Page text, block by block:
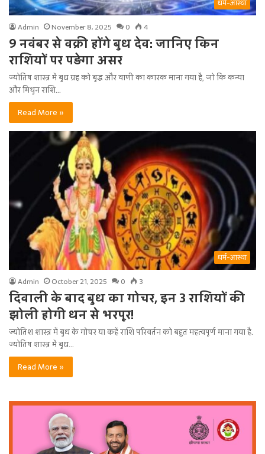
धर्म-आस्था
Admin November 8, 2025 0 4
9 नवंबर से वक्री होंगे बुध देव: जानिए किन
राशियों पर पड़ेगा असर
ज्योतिष शास्त्र में बुध ग्रह को बुद्ध और वाणी का कारक माना गया है, जो कि कन्या
और मिथुन राशि…
Read More »
धर्म-आस्था
Admin October 21, 2025 0 3
दिवाली के बाद बुध का गोचर, इन 3 राशियों की
झोली होगी धन से भरपूर!
ज्योतिश शास्त्र में बुध के गोचर या कहें राशि परिवर्तन को बहुत महत्वपूर्ण माना गया है.
ज्योतिष शास्त्र में बुध…
Read More »